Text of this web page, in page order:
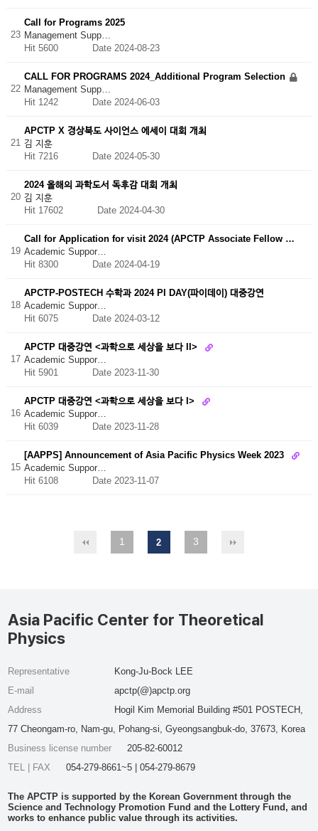
23
Call for Programs 2025
Management Supp…
Hit 5600 Date 2024-08-23
22
CALL FOR PROGRAMS 2024_Additional Program Selection
Management Supp…
Hit 1242 Date 2024-06-03
21
APCTP X 경상북도 사이언스 에세이 대회 개최
김 지훈
Hit 7216 Date 2024-05-30
20
2024 올해의 과학도서 독후감 대회 개최
김 지훈
Hit 17602 Date 2024-04-30
19
Call for Application for visit 2024 (APCTP Associate Fellow …
Academic Suppor…
Hit 8300 Date 2024-04-19
18
APCTP-POSTECH 수학과 2024 PI DAY(파이데이) 대중강연
Academic Suppor…
Hit 6075 Date 2024-03-12
17
APCTP 대중강연 <과학으로 세상을 보다 II>
Academic Suppor…
Hit 5901
Date 2023-11-30
16
APCTP 대중강연 <과학으로 세상을 보다 I>
Academic Suppor…
Hit 6039
Date 2023-11-28
15
[AAPPS] Announcement of Asia Pacific Physics Week 2023
Academic Suppor…
Hit 6108
Date 2023-11-07
1 2 3
Asia Pacific Center for Theoretical
Physics
Representative
Kong-Ju-Bock LEE
E-mail
apctp(@)apctp.org
Address
Hogil Kim Memorial Building #501 POSTECH,
77 Cheongam-ro, Nam-gu, Pohang-si, Gyeongsangbuk-do, 37673, Korea
Business license number
205-82-60012
TEL | FAX
054-279-8661~5 | 054-279-8679
The APCTP is supported by the Korean Government through the
Science and Technology Promotion Fund and the Lottery Fund, and
works to enhance public value through its activities.